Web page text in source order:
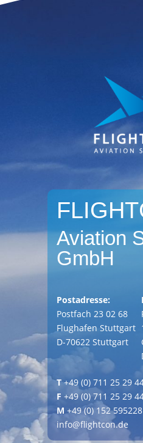
Aviation
GmbH
Postadresse:
Postfach 23 02 68
Flughafen Stuttgart
D-70622 Stuttgart
T+49 (0) 711 25 29
F +49 (0) 711 25 29
M +49 (0) 152
info@flightcon.de